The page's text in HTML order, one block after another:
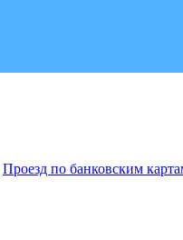
Проезд по банковским